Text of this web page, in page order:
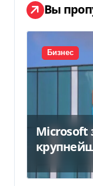
Вы
Бизнес
Microsoft